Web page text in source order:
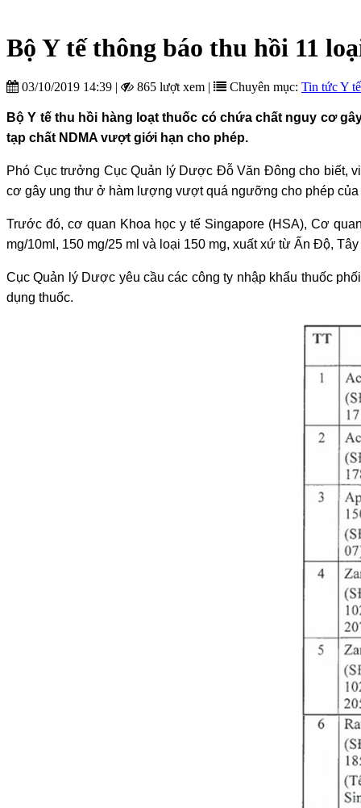
Bộ Y tế thông báo thu hồi 11
03/10/2019 14:39 | 865 lượt xem | Chuyên mục: Tin tức Y tế
Bộ Y tế thu hồi hàng loạt thuốc có chứa chất nguy cơ
tạp chất NDMA vượt giới hạn cho phép.
Phó Cục trưởng Cục Quản lý Dược Đỗ Văn Đông cho biết,
cơ gây ung thư ở hàm lượng vượt quá ngưỡng cho phép của
Trước đó, cơ quan Khoa học y tế Singapore (HSA), Cơ
mg/10ml, 150 mg/25 ml và loại 150 mg, xuất xứ từ Ấn Độ,
Cục Quản lý Dược yêu cầu các công ty nhập khẩu thuốc
dụng thuốc.